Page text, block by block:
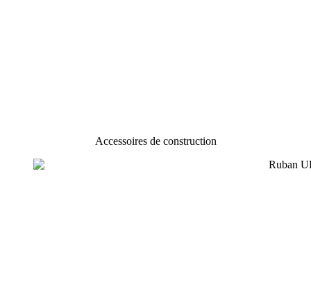
Accessoires de construction